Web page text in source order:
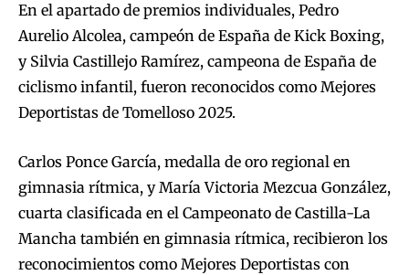
En el apartado de premios individuales, Pedro
Aurelio Alcolea, campeón de España de Kick Boxing,
y Silvia Castillejo Ramírez, campeona de España de
ciclismo infantil, fueron reconocidos como Mejores
Deportistas de Tomelloso 2025.
Carlos Ponce García, medalla de oro regional en
gimnasia rítmica, y María Victoria Mezcua González,
cuarta clasificada en el Campeonato de Castilla-La
Mancha también en gimnasia rítmica, recibieron los
reconocimientos como Mejores Deportistas con